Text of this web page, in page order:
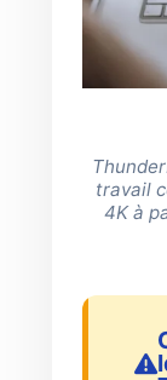
travail
4K à